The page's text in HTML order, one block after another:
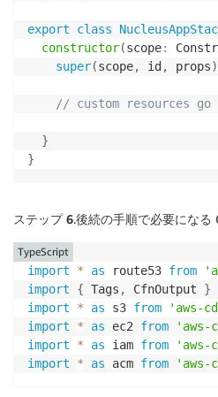
export class
constructor(scope:
super(scope, id , props)
// custom resources go
}
}
ステップ 6.後続の手順で必要になる
import * as route53 from
import
{ Tags , CfnOutput }
import
* as s3 from
'aws-
import
* as ec2 from
'aws-
import
* as iam from
'aws-
import
* as acm from 'aws-
TypeScript